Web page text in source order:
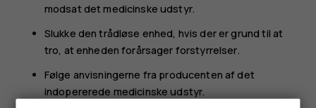
modsat det medicinske udstyr.
Slukke den trådløse enhed, hvis der er grund til at
tro, at enheden forårsager forstyrrelser.
Følge anvisningerne fra producenten af det
indopererede medicinske udstyr.